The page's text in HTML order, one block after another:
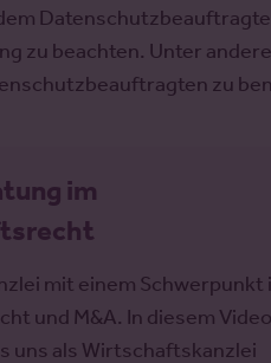
zu beachten. Unter
zu
im
mit einem Schwerpunkt
und M&A. In diesem Video
uns als Wirtschaftskanzlei